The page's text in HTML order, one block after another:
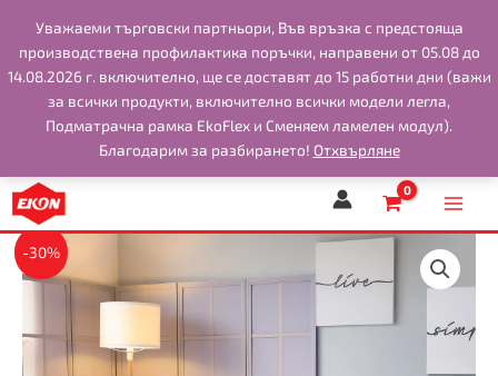
Уважаеми търговски партньори, Във връзка с предстоящa
производствена профилактика поръчки, направени от 05.08 до
14.08.2026 г. включително, ще се доставят до 15 работни дни (важи
за всички продукти, включително всички модели легла,
Подматрачна рамка EkoFlex и Сменяем ламелен модул).
Благодарим за разбирането! Отхвърляне
content
-30%